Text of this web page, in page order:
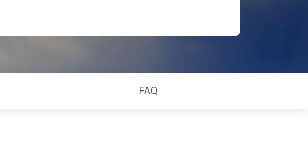
FAQ